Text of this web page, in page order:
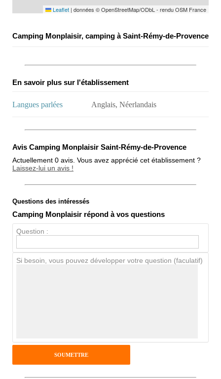
Leaflet | données © OpenStreetMap/ODbL - rendu OSM France
Camping Monplaisir, camping à Saint-Rémy-de-Provence
En savoir plus sur l'établissement
Langues parlées Anglais, Néerlandais
Avis Camping Monplaisir Saint-Rémy-de-Provence
Actuellement 0 avis. Vous avez apprécié cet établissement ?
Laissez-lui un avis !
Note globale
Propreté
Questions des intéressés
Camping Monplaisir répond à vos questions
Question :
Si besoin, vous pouvez développer votre question (faculatif)